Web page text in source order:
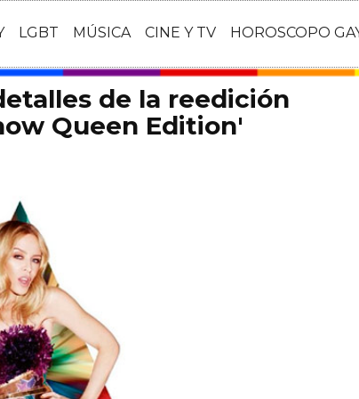
LGBT MÚSICA CINE Y TV HOROSCOPO
de la reedición
Queen Edition'